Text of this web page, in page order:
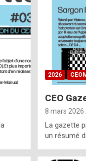
2026
CEO
8 mars 2026
La gazette
un résumé